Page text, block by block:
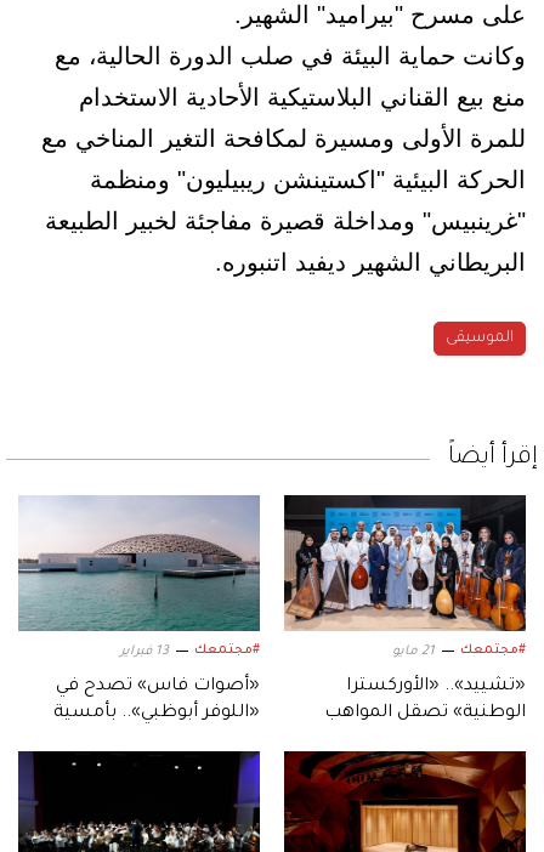
على مسرح "بيراميد" الشهير.
وكانت حماية البيئة في صلب الدورة الحالية، مع
منع بيع القناني البلاستيكية الأحادية الاستخدام
للمرة الأولى ومسيرة لمكافحة التغير المناخي مع
الحركة البيئية "اكستينشن ريبيليون" ومنظمة
"غرينبيس" ومداخلة قصيرة مفاجئة لخبير الطبيعة
البريطاني الشهير ديفيد اتنبوره.
الموسيقى
إقرأ أيضاً
#مجتمعك 21 مايو
«تشييد».. «الأوركسترا
الوطنية» تصقل المواهب
#مجتمعك 13 فبراير
«أصوات فاس» تصدح في
«اللوفر أبوظبي».. بأمسية